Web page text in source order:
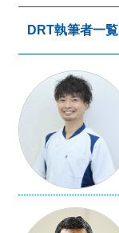
DRT執筆者一覧